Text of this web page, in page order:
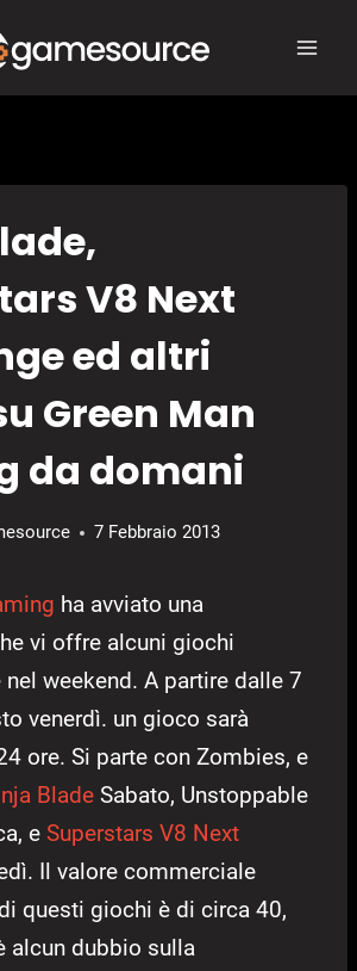
V8 Next
ed altri
Green Man
da domani
7 Febbraio 2013
ha avviato una
vi offre alcuni giochi
weekend. A partire dalle 7
venerdì. un gioco sarà
ore. Si parte con Zombies, e
Blade Sabato, Unstoppable
e Superstars V8 Next
Il valore commerciale
questi giochi è di circa 40,
alcun dubbio sulla